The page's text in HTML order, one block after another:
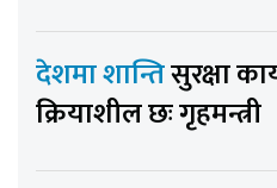
देशमा शान्तिसुरक्षा
क्रियाशील छः गृहमन्त्री